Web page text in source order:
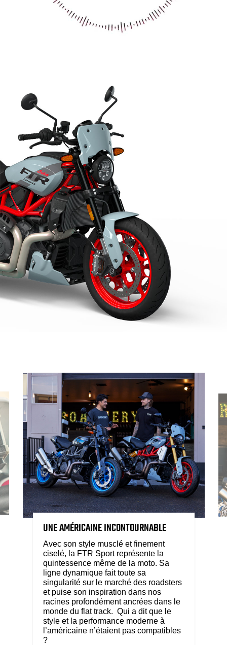
UNE AMÉRICAINE INCONTOURNABLE
Avec son style musclé et finement
ciselé, la FTR Sport représente la
quintessence même de la moto. Sa
ligne dynamique fait toute sa
singularité sur le marché des roadsters
et puise son inspiration dans nos
racines profondément ancrées dans le
monde du flat track. Qui a dit que le
style et la performance moderne à
l’américaine n’étaient pas compatibles
?